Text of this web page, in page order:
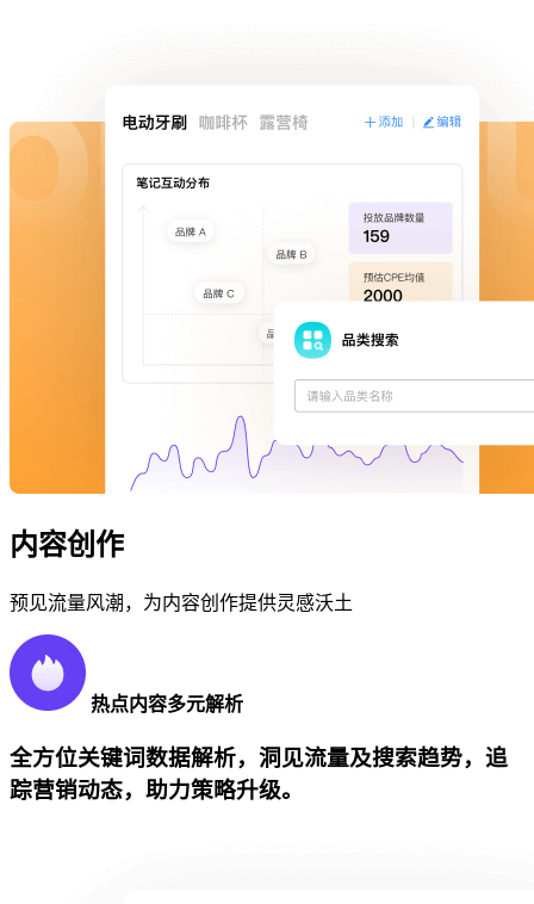
内容创作
预见流量风潮，为内容创作提供灵感沃土
热点内容多元解析
全方位关键词数据解析，洞见流量及搜索趋势，追
踪营销动态，助力策略升级。